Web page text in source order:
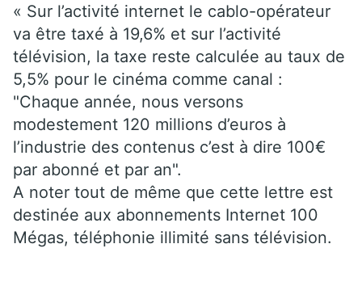
« Sur l’activité internet le cablo-opérateur
va être taxé à 19,6% et sur l’activité
télévision, la taxe reste calculée au taux de
5,5% pour le cinéma comme canal :
"Chaque année, nous versons
modestement 120 millions d’euros à
l’industrie des contenus c’est à dire 100€
par abonné et par an".
A noter tout de même que cette lettre est
destinée aux abonnements Internet 100
Mégas, téléphonie illimité sans télévision.